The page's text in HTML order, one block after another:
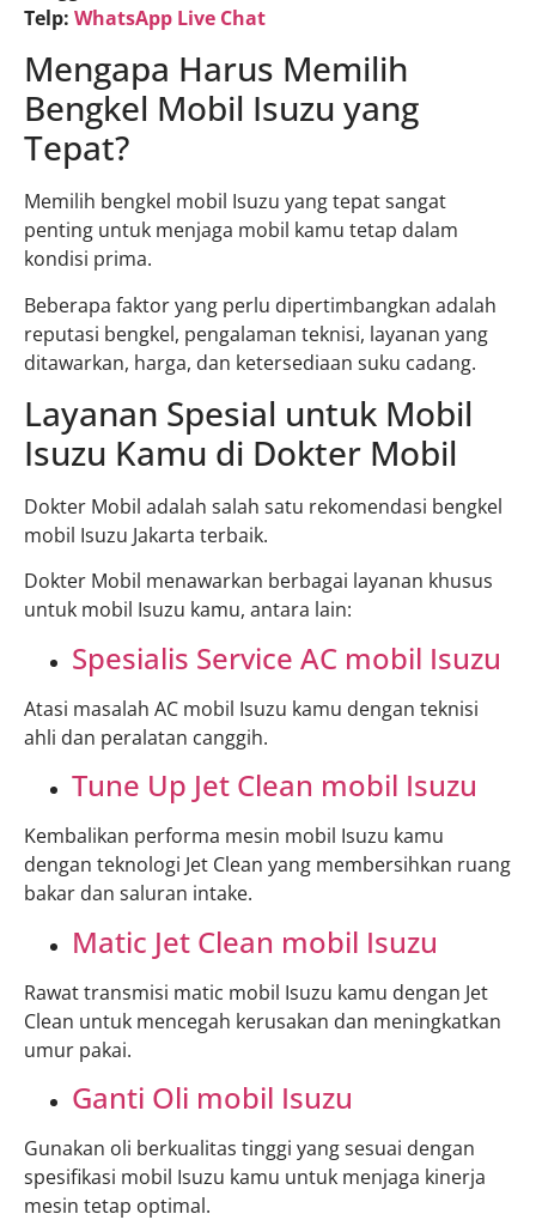
Telp: WhatsApp Live Chat
Mengapa Harus Memilih
Bengkel Mobil Isuzu yang
Tepat?
Memilih bengkel mobil Isuzu yang tepat sangat
penting untuk menjaga mobil kamu tetap dalam
kondisi prima.
Beberapa faktor yang perlu dipertimbangkan adalah
reputasi bengkel, pengalaman teknisi, layanan yang
ditawarkan, harga, dan ketersediaan suku cadang.
Layanan Spesial untuk Mobil
Isuzu Kamu di Dokter Mobil
Dokter Mobil adalah salah satu rekomendasi bengkel
mobil Isuzu Jakarta terbaik.
Dokter Mobil menawarkan berbagai layanan khusus
untuk mobil Isuzu kamu, antara lain:
Spesialis Service AC mobil Isuzu
Atasi masalah AC mobil Isuzu kamu dengan teknisi
ahli dan peralatan canggih.
Tune Up Jet Clean mobil Isuzu
Kembalikan performa mesin mobil Isuzu kamu
dengan teknologi Jet Clean yang membersihkan ruang
bakar dan saluran intake.
Matic Jet Clean mobil Isuzu
Rawat transmisi matic mobil Isuzu kamu dengan Jet
Clean untuk mencegah kerusakan dan meningkatkan
umur pakai.
Ganti Oli mobil Isuzu
Gunakan oli berkualitas tinggi yang sesuai dengan
spesifikasi mobil Isuzu kamu untuk menjaga kinerja
mesin tetap optimal.